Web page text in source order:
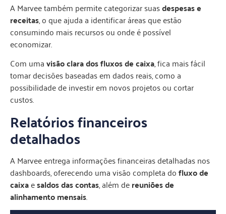
A Marvee também permite categorizar suasdespesas e
receitas, o que ajuda a identificar áreas que estão
consumindo mais recursos ou onde é possível
economizar.
Com umavisão clara dos fluxos de caixa, fica mais fácil
tomar decisões baseadas em dados reais, como a
possibilidade de investir em novos projetos ou cortar
custos.
Relatórios financeiros
detalhados
A Marvee entrega informações financeiras detalhadas nos
dashboards, oferecendo uma visão completa dofluxo de
caixaesaldos das contas, além dereuniões de
alinhamento mensais.